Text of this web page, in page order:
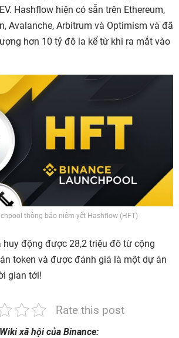
Hashflow hiện có sẵn trên Ethereum,
Avalanche, Arbitrum và Optimism và đã
hơn 10 tỷ đô la kể từ khi ra mắt vào
thông báo niêm yết Hashflow (HFT)
huy động được 28,2 triệu đô từ cộng
token và được đánh giá là một dự án
gian tới!
Rate this post
xã hội của Binance: